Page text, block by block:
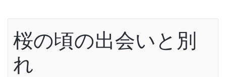
桜の頃の出会いと別
れ